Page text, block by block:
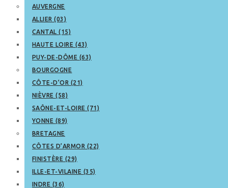
AUVERGNE
ALLIER (03)
CANTAL (15)
HAUTE LOIRE (43)
PUY-DE-DÔME (63)
BOURGOGNE
CÔTE-D’OR (21)
NIÈVRE (58)
SAÔNE-ET-LOIRE (71)
YONNE (89)
BRETAGNE
CÔTES D’ARMOR (22)
FINISTÈRE (29)
ILLE-ET-VILAINE (35)
INDRE (36)